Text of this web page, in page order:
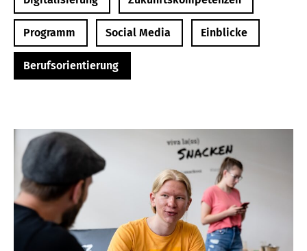
Programm Social Media Einblicke
Berufsorientierung